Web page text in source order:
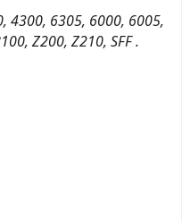
4300, 6305, 6000, 6005,
Z200, Z210, SFF .